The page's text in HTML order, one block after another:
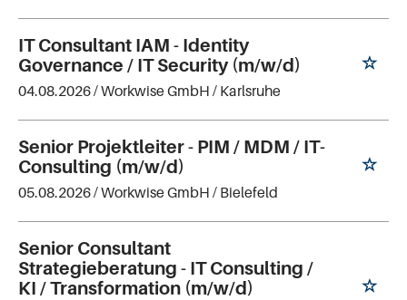
IT Consultant IAM - Identity
Governance / IT Security (m/w/d)
04.08.2026 /Workwise GmbH / Karlsruhe
Senior Projektleiter - PIM / MDM / IT-
Consulting (m/w/d)
05.08.2026 /Workwise GmbH / Bielefeld
Senior Consultant
Strategieberatung - IT Consulting /
KI / Transformation (m/w/d)